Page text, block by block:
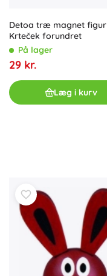
Detoa træ magnet figur
Krteček forundret
På lager
29 kr.
Læg i kurv